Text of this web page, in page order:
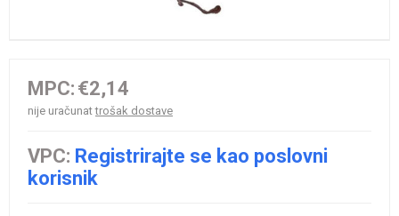
MPC: €2,14
nije uračunattrošak dostave
VPC: Registrirajte se kao poslovni
korisnik